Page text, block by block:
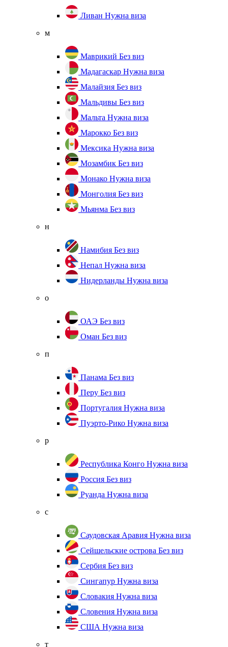
Ливан Нужна виза
м
Маврикий Без виз
Мадагаскар Нужна виза
Малайзия Без виз
Мальдивы Без виз
Мальта Нужна виза
Марокко Без виз
Мексика Нужна виза
Мозамбик Без виз
Монако Нужна виза
Монголия Без виз
Мьянма Без виз
н
Намибия Без виз
Непал Нужна виза
Нидерланды Нужна виза
о
ОАЭ Без виз
Оман Без виз
п
Панама Без виз
Перу Без виз
Португалия Нужна виза
Пуэрто-Рико Нужна виза
р
Республика Конго Нужна виза
Россия Без виз
Руанда Нужна виза
с
Саудовская Аравия Нужна виза
Сейшельские острова Без виз
Сербия Без виз
Сингапур Нужна виза
Словакия Нужна виза
Словения Нужна виза
США Нужна виза
т